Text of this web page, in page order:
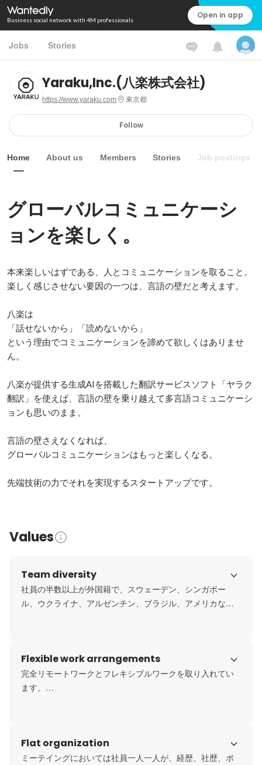
Business social network with 4M professionals Open in app
Jobs Stories
Yaraku,Inc.(八楽株式会社)
https://www.yaraku.com 東京都
Follow
Home About us Members Stories Job postings
グローバルコミュニケーシ
ョンを楽しく。
本来楽しいはずである、人とコミュニケーションを取ること。
楽しく感じさせない要因の一つは、言語の壁だと考えます。
八楽は
「話せないから」「読めないから」
という理由でコミュニケーションを諦めて欲しくはありませ
ん。
八楽が提供する生成AIを搭載した翻訳サービスソフト「ヤラク
翻訳」を使えば、言語の壁を乗り越えて多言語コミュニケーシ
ョンも思いのまま。
言語の壁さえなくなれば、
グローバルコミュニケーションはもっと楽しくなる。
先端技術の力でそれを実現するスタートアップです。
Values
Team diversity
社員の半数以上が外国籍で、スウェーデン、シンガポー
ル、ウクライナ、アルゼンチン、ブラジル、アメリカなど
高まります。
国籍だけでなく、社員一人ひとりが置かれた状況も尊重し
ています。子育てや介護をしながら働いている人は、家庭
ます。
Flexible work arrangements
完全リモートワークとフレキシブルワークを取り入れてい
ます。
あり、強さです。
日本全国どこにいても働ける。八楽の魅力です。
Flat organization
ミーテイングにおいては社員一人一人が、経歴、社歴、ポ